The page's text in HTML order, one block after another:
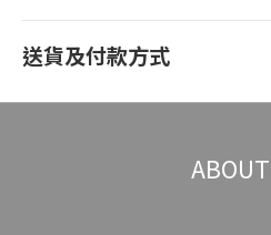
送貨及付款方式